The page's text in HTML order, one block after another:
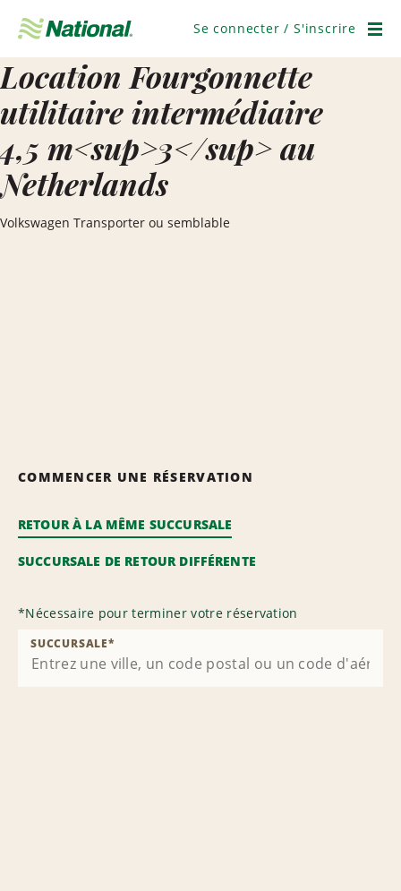
navigation
Se connecter / S'inscrire
Location Fourgonnette
utilitaire intermédiaire
4,5 m<sup>3</sup> au
Netherlands
Volkswagen Transporter ou semblable
COMMENCER UNE RÉSERVATION
RETOUR À LA MÊME SUCCURSALE
SUCCURSALE DE RETOUR DIFFÉRENTE
*Nécessaire pour terminer votre réservation
SUCCURSALE*